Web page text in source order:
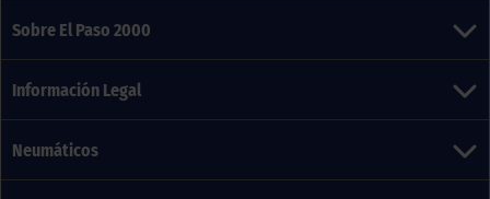
Sobre El Paso 2000
Información Legal
Neumáticos